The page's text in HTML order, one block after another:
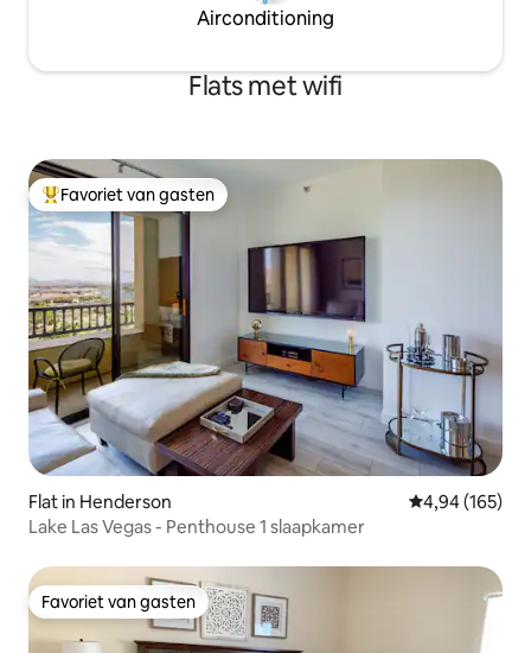
Airconditioning
Flats met wifi
Topfavoriet van gasten
Favoriet van gasten
Flat in Henderson Gemiddelde
4,94 (165)
Lake Las Vegas - Penthouse 1 slaapkamer
Favoriet van gasten
Favoriet van gasten